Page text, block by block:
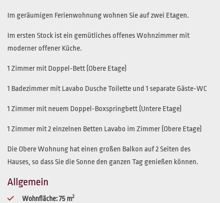
Im geräumigen Ferienwohnung wohnen Sie auf zwei Etagen.
Im ersten Stock ist ein gemütliches offenes Wohnzimmer mit
moderner offener Küche.
1 Zimmer mit Doppel-Bett (Obere Etage)
1 Badezimmer mit Lavabo Dusche Toilette und 1 separate Gäste-WC
1 Zimmer mit neuem Doppel-Boxspringbett (Untere Etage)
1 Zimmer mit 2 einzelnen Betten Lavabo im Zimmer (Obere Etage)
Die Obere Wohnung hat einen großen Balkon auf 2 Seiten des
Hauses, so dass Sie die Sonne den ganzen Tag genießen können.
Allgemein
Wohnfläche:75 m2